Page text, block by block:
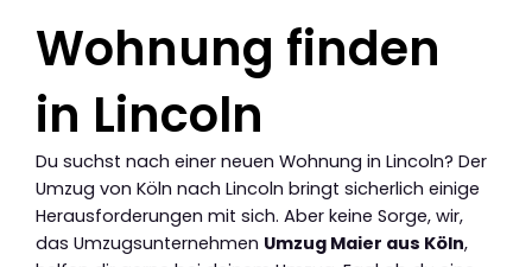
Wohnung finden
in Lincoln
Du suchst nach einer neuen Wohnung in Lincoln? Der
Umzug von Köln nach Lincoln bringt sicherlich einige
Herausforderungen mit sich. Aber keine Sorge, wir,
das Umzugsunternehmen Umzug Maier aus Köln,